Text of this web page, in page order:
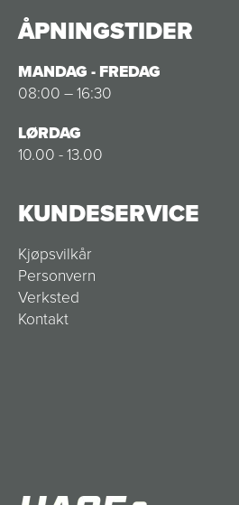
ÅPNINGSTIDER
MANDAG - FREDAG
08:00 – 16:30
LØRDAG
10.00 - 13.00
KUNDESERVICE
Kjøpsvilkår
Personvern
Verksted
Kontakt